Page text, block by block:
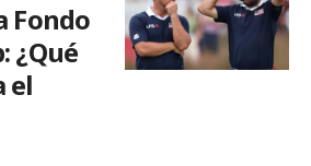
Fondo
¿Qué
el